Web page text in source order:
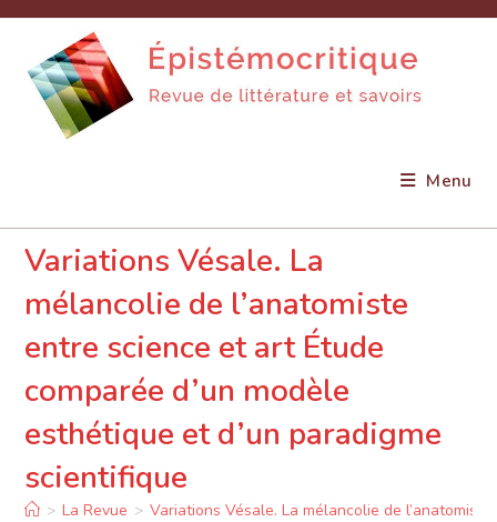
content
Menu
Variations Vésale. La
mélancolie de l’anatomiste
entre science et art Étude
comparée d’un modèle
esthétique et d’un paradigme
scientifique
> La Revue > Variations Vésale. La mélancolie de